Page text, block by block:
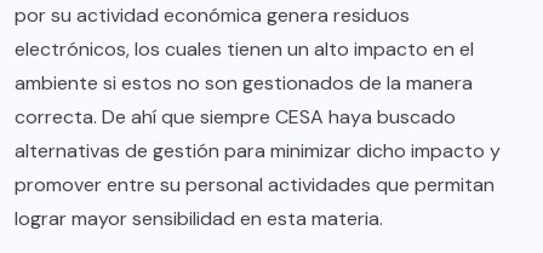
por su actividad económica genera residuos
electrónicos, los cuales tienen un alto impacto en el
ambiente si estos no son gestionados de la manera
correcta. De ahí que siempre CESA haya buscado
alternativas de gestión para minimizar dicho impacto y
promover entre su personal actividades que permitan
lograr mayor sensibilidad en esta materia.